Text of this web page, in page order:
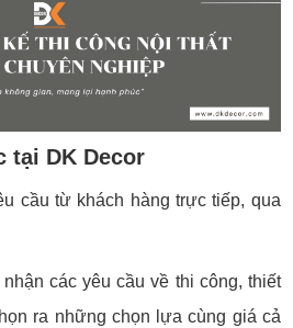
tại DK Decor
cầu từ khách hàng trực tiếp, qua
các yêu cầu về thi công, thiết
ra những chọn lựa cùng giá cả